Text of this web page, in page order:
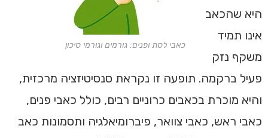
כאבי לסת ופנים: גורמים וגורמי סיכון
היא שהכאב
אינו תמיד
משקף נזק
פעיל ברקמה. תופעה זו נקראת סנסיטיזציה מרכזית,
והיא מוכרת בכאבים כרוניים רבים, כולל כאבי פנים,
כאבי ראש, כאבי צוואר, פיברומיאלגיה ותסמונות כאב